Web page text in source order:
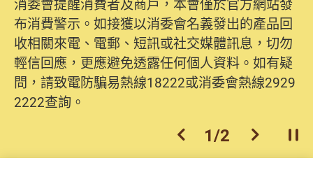
消委會提醒消費者及商戶，本會僅於官方網站發
布消費警示。如接獲以消委會名義發出的產品回
收相關來電、電郵、短訊或社交媒體訊息，切勿
輕信回應，更應避免透露任何個人資料。如有疑
問，請致電防騙易熱線18222或消委會熱線2929
2222查詢。
上一個
1/2 下一個開